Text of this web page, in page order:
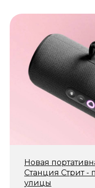
Новая
Станция Стрит -
улицы